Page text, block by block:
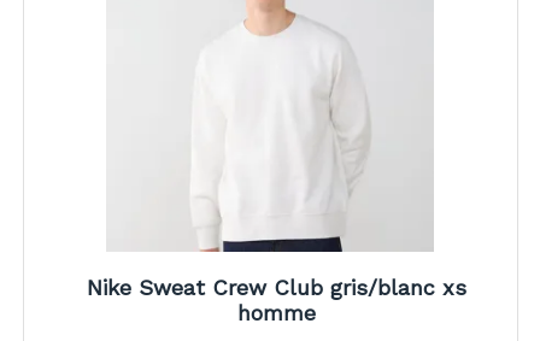
Nike Sweat Crew Club gris/blanc xs
homme